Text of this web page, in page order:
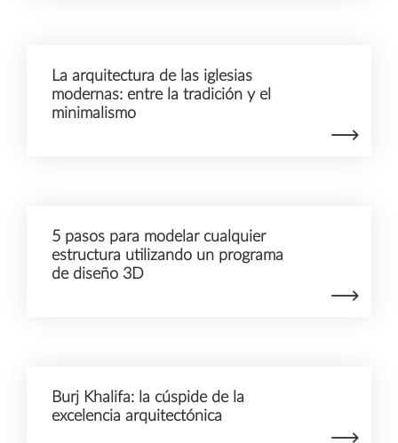
La arquitectura de las iglesias
modernas: entre la tradición y el
minimalismo
5 pasos para modelar cualquier
estructura utilizando un programa
de diseño 3D
Burj Khalifa: la cúspide de la
excelencia arquitectónica